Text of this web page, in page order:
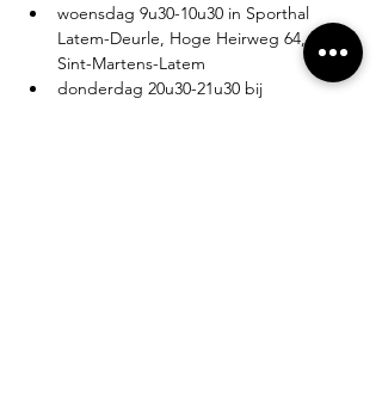
woensdag 9u30-10u30 in Sporthal
Latem-Deurle, Hoge Heirweg 64, 9830
Sint-Martens-Latem
donderdag 20u30-21u30 bij